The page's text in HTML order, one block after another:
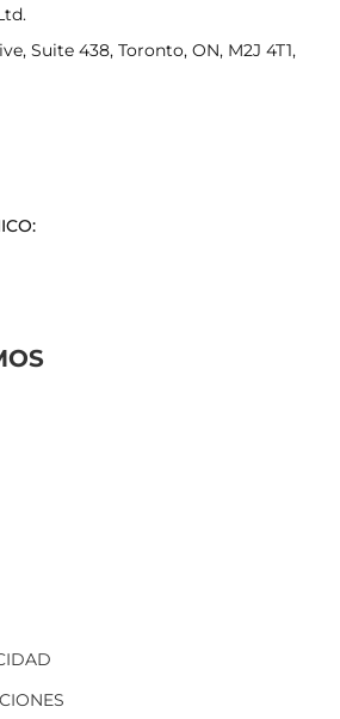
Suite 438, Toronto, ON, M2J 4T1,